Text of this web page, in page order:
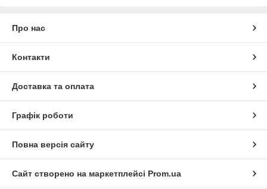
Про нас
Контакти
Доставка та оплата
Графік роботи
Повна версія сайту
Сайт створено на маркетплейсі Prom.ua